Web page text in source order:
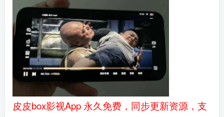
皮皮box影视App 永久免费，同步更新资源，支